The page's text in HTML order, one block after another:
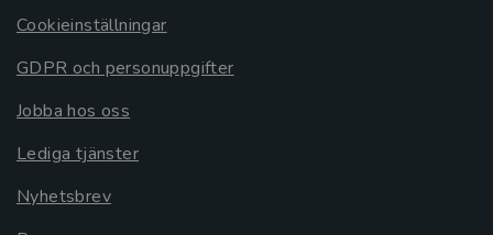
Cookieinställningar
GDPR och personuppgifter
Jobba hos oss
Lediga tjänster
Nyhetsbrev